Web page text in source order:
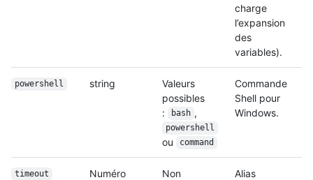
charge
l’expansion
des
variables).
powershell string
Valeurs
possibles
:
bash ,
powershell
ou command
Commande
Shell pour
Windows.
timeout Numéro Non
Alias